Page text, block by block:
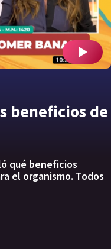
beneficios de
qué beneficios
el organismo. Todos